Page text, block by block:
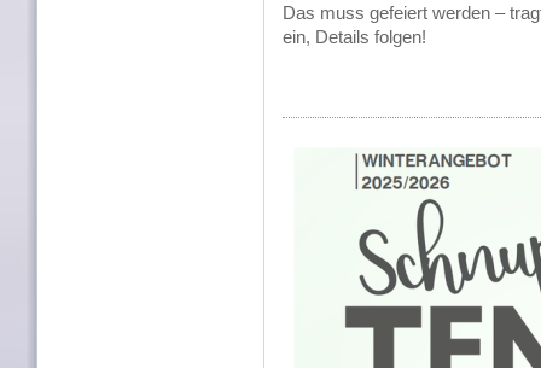
Das muss gefeiert werden –
ein, Details folgen!